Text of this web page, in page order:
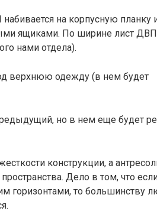
на корпусную планку
ящиками. По ширине лист ДВП
нами отдела).
верхнюю одежду (в нем будет
но в нем еще будет
конструкции, а
Дело в том, что
горизонтами, то большинству